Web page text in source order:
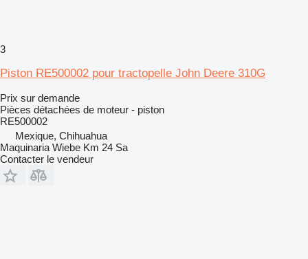
3
Piston RE500002 pour tractopelle John Deere 310G
Prix sur demande
Pièces détachées de moteur - piston
RE500002
Mexique, Chihuahua
Maquinaria Wiebe Km 24 Sa
Contacter le vendeur